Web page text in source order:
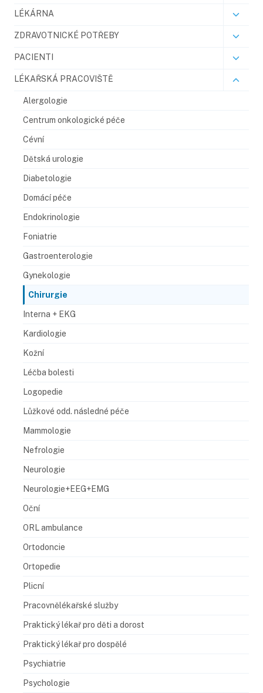
LÉKÁRNA
ZDRAVOTNICKÉ POTŘEBY
PACIENTI
LÉKAŘSKÁ PRACOVIŠTĚ
Alergologie
Centrum onkologické péče
Cévní
Dětská urologie
Diabetologie
Domácí péče
Endokrinologie
Foniatrie
Gastroenterologie
Gynekologie
Chirurgie
Interna + EKG
Kardiologie
Kožní
Léčba bolesti
Logopedie
Lůžkové odd. následné péče
Mammologie
Nefrologie
Neurologie
Neurologie+EEG+EMG
Oční
ORL ambulance
Ortodoncie
Ortopedie
Plicní
Pracovnělékařské služby
Praktický lékař pro děti a dorost
Praktický lékař pro dospělé
Psychiatrie
Psychologie